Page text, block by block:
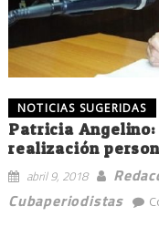
NOTICIAS SUGERIDAS
Patricia
realización
abril 9, 2018
Cubaperiodistas